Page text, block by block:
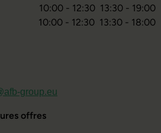
10:00 - 12:30 13:30 - 19:00
10:00 - 12:30 13:30 - 18:00
group.eu
offres